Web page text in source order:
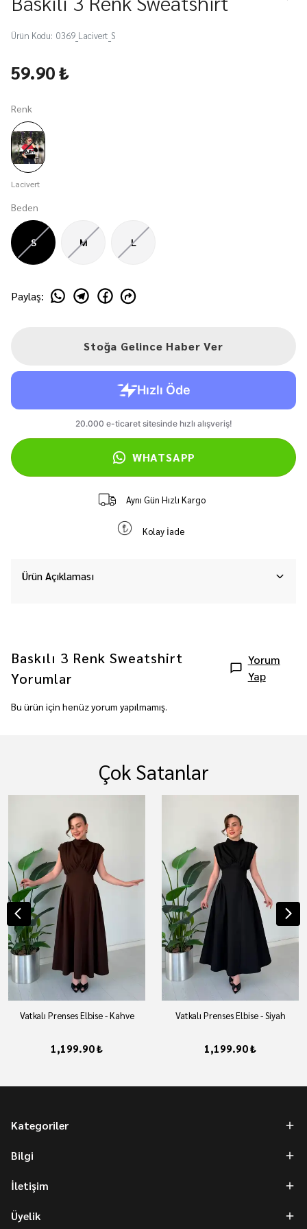
Ürün Kodu: 0369_Lacivert_S
59.90 ₺
Renk
Lacivert
Beden
S M L
Paylaş:
Stoğa Gelince Haber Ver
WHATSAPP
Aynı Gün Hızlı Kargo
Kolay İade
Ürün Açıklaması
Baskılı 3 Renk Sweatshirt
Yorumlar
Yorum
Yap
Bu ürün için henüz yorum yapılmamış.
Çok Satanlar
Vatkalı Prenses Elbise - Kahve
1,199.90 ₺
Vatkalı Prenses Elbise - Siyah
1,199.90 ₺
Kategoriler
Bilgi
İletişim
Üyelik